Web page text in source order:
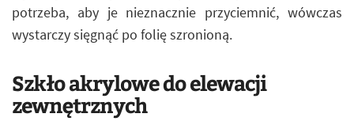
potrzeba, aby je nieznacznie przyciemnić, wówczas
wystarczy sięgnąć po folię szronioną.
Szkło akrylowe do elewacji
zewnętrznych